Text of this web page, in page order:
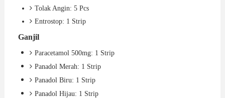
Tolak Angin: 5 Pcs
Entrostop: 1 Strip
   Ganjil
Paracetamol 500mg: 1 Strip
Panadol Merah: 1 Strip
Panadol Biru: 1 Strip
Panadol Hijau: 1 Strip